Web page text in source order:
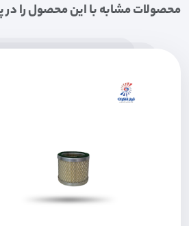
محصولات مشابه با این محصول را در